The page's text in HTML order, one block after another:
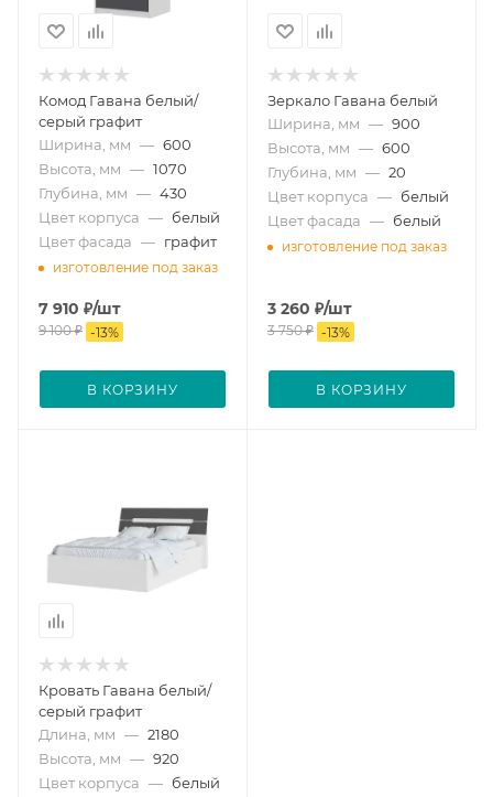
Комод Гавана белый/
серый графит
Ширина, мм — 600
Высота, мм — 1070
Глубина, мм — 430
Цвет корпуса — белый
Цвет фасада — графит
изготовление под заказ
7 910 ₽/шт
9 100₽ -13%
В КОРЗИНУ
Зеркало Гавана белый
Ширина, мм — 900
Высота, мм — 600
Глубина, мм — 20
Цвет корпуса — белый
Цвет фасада — белый
изготовление под заказ
3 260 ₽/шт
3 750₽ -13%
В КОРЗИНУ
Кровать Гавана белый/
серый графит
Длина, мм — 2180
Высота, мм — 920
Цвет корпуса — белый